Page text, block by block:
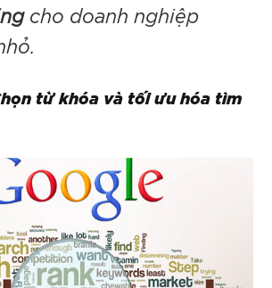
cho doanh nghiệp
từ khóa và tối ưu hóa tìm